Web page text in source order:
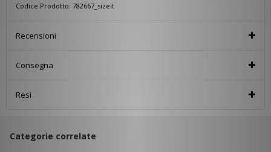
Codice Prodotto: 782667_sizeit
Recensioni
Consegna
Resi
Categorie correlate